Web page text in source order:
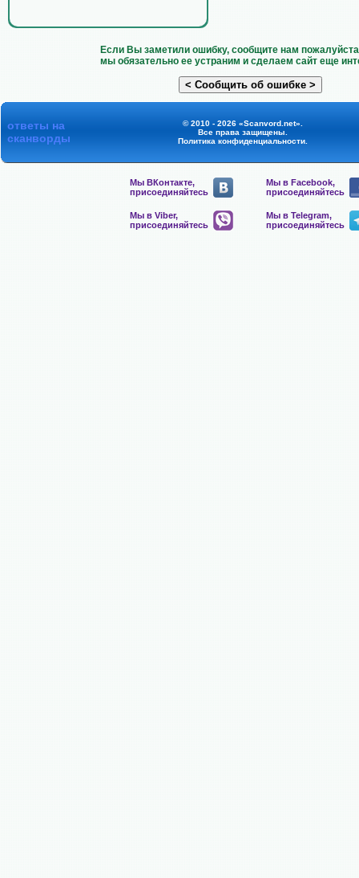
Если Вы заметили ошибку, сообщите нам
мы обязательно ее устраним и сделаем сайт еще
ответы на
сканворды
© 2010 - 2026 «Scanvord.net».
Все права защищены.
Политика конфиденциальности.
Мы ВКонтакте,
присоединяйтесь
Мы в Facebook,
присоединяйтесь
Мы в Viber,
присоединяйтесь
Мы в Telegram,
присоединяйтесь